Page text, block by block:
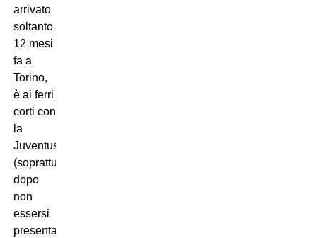
arrivato
soltanto
12 mesi
fa a
Torino,
è ai ferri
corti con
la
Juventus
(soprattutto
dopo
non
essersi
presentato